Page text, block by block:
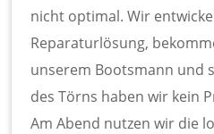
nicht optimal. Wir
Reparaturlösung,
unserem Bootsmann und
des Törns haben wir kein
Am Abend nutzen wir die